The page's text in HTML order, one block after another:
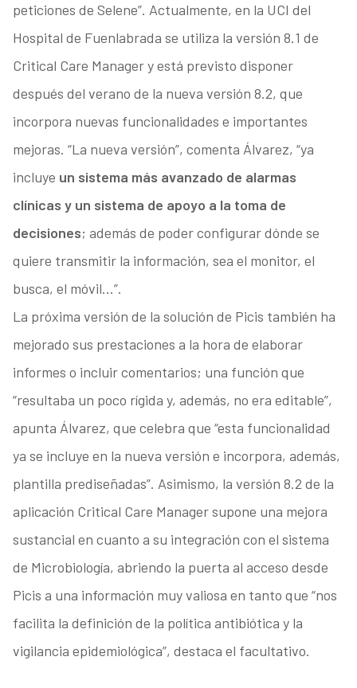
peticiones de Selene”. Actualmente, en la UCI del
Hospital de Fuenlabrada se utiliza la versión 8.1 de
Critical Care Manager y está previsto disponer
después del verano de la nueva versión 8.2, que
incorpora nuevas funcionalidades e importantes
mejoras. “La nueva versión”, comenta Álvarez, “ya
incluye un sistema más avanzado de alarmas
clínicas y un sistema de apoyo a la toma de
decisiones; además de poder configurar dónde se
quiere transmitir la información, sea el monitor, el
busca, el móvil…”.
La próxima versión de la solución de Picis también ha
mejorado sus prestaciones a la hora de elaborar
informes o incluir comentarios; una función que
“resultaba un poco rígida y, además, no era editable”,
apunta Álvarez, que celebra que “esta funcionalidad
ya se incluye en la nueva versión e incorpora, además,
plantilla prediseñadas”. Asimismo, la versión 8.2 de la
aplicación Critical Care Manager supone una mejora
sustancial en cuanto a su integración con el sistema
de Microbiología, abriendo la puerta al acceso desde
Picis a una información muy valiosa en tanto que “nos
facilita la definición de la política antibiótica y la
vigilancia epidemiológica”, destaca el facultativo.